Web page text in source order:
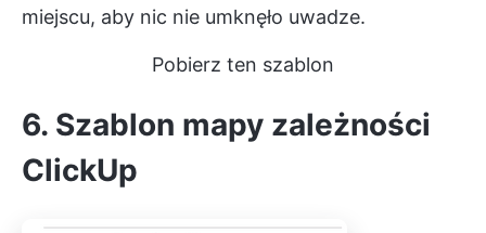
miejscu, aby nic nie umknęło uwadze.
Pobierz ten szablon
6. Szablon mapy zależności
ClickUp